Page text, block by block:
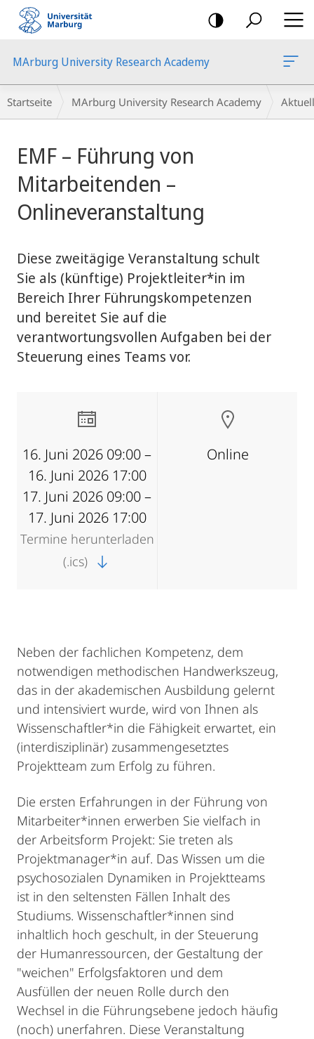
Mobile-
Navigation
MArburg University Research Academy
Breadcrumb-
Navigation
Startseite MArburg University Research Academy
EMF – Führung von
Mitarbeitenden –
Onlineveranstaltung
Diese zweitägige Veranstaltung schult
Sie als (künftige) Projektleiter*in im
Bereich Ihrer Führungskompetenzen
und bereitet Sie auf die
verantwortungsvollen Aufgaben bei der
Steuerung eines Teams vor.
16. Juni 2026 09:00 –
16. Juni 2026 17:00
17. Juni 2026 09:00 –
17. Juni 2026 17:00
Termine herunterladen
(.ics)
Online
Neben der fachlichen Kompetenz, dem
notwendigen methodischen Handwerkszeug,
das in der akademischen Ausbildung gelernt
und intensiviert wurde, wird von Ihnen als
Wissenschaftler*in die Fähigkeit erwartet, ein
(interdisziplinär) zusammengesetztes
Projektteam zum Erfolg zu führen.
Die ersten Erfahrungen in der Führung von
Mitarbeiter*innen erwerben Sie vielfach in
der Arbeitsform Projekt: Sie treten als
Projektmanager*in auf. Das Wissen um die
psychosozialen Dynamiken in Projektteams
ist in den seltensten Fällen Inhalt des
Studiums. Wissenschaftler*innen sind
inhaltlich hoch geschult, in der Steuerung
der Humanressourcen, der Gestaltung der
"weichen" Erfolgsfaktoren und dem
Ausfüllen der neuen Rolle durch den
Wechsel in die Führungsebene jedoch häufig
(noch) unerfahren. Diese Veranstaltung